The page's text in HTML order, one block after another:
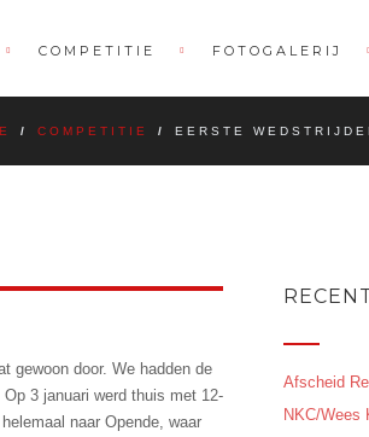
COMPETITIE FOTOGALERIJ
/ COMPETITIE / EERSTE
gewoon door. We hadden de
3 januari werd thuis met 12-
naar Opende, waar
Afscheid
NKC/Wees